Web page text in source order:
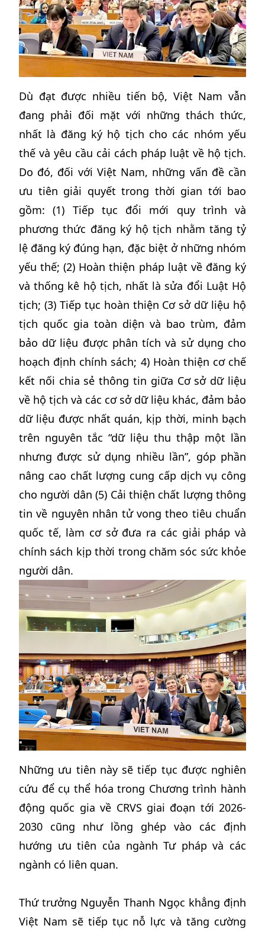
Dù đạt được nhiều tiến bộ, Việt Nam vẫn
đang phải đối mặt với những thách thức,
nhất là đăng ký hộ tịch cho các nhóm yếu
thế và yêu cầu cải cách pháp luật về hộ tịch.
Do đó, đối với Việt Nam, những vấn đề cần
ưu tiên giải quyết trong thời gian tới bao
gồm: (1) Tiếp tục đổi mới quy trình và
phương thức đăng ký hộ tịch nhằm tăng tỷ
lệ đăng ký đúng hạn, đặc biệt ở những nhóm
yếu thế; (2) Hoàn thiện pháp luật về đăng ký
và thống kê hộ tịch, nhất là sửa đổi Luật Hộ
tịch; (3) Tiếp tục hoàn thiện Cơ sở dữ liệu hộ
tịch quốc gia toàn diện và bao trùm, đảm
bảo dữ liệu được phân tích và sử dụng cho
hoạch định chính sách; 4) Hoàn thiện cơ chế
kết nối chia sẻ thông tin giữa Cơ sở dữ liệu
về hộ tịch và các cơ sở dữ liệu khác, đảm bảo
dữ liệu được nhất quán, kịp thời, minh bạch
trên nguyên tắc “dữ liệu thu thập một lần
nhưng được sử dụng nhiều lần”, góp phần
nâng cao chất lượng cung cấp dịch vụ công
cho người dân (5) Cải thiện chất lượng thông
tin về nguyên nhân tử vong theo tiêu chuẩn
quốc tế, làm cơ sở đưa ra các giải pháp và
chính sách kịp thời trong chăm sóc sức khỏe
người dân.
Những ưu tiên này sẽ tiếp tục được nghiên
cứu để cụ thể hóa trong Chương trình hành
động quốc gia về CRVS giai đoạn tới 2026-
2030 cũng như lồng ghép vào các định
hướng ưu tiên của ngành Tư pháp và các
ngành có liên quan.
Thứ trưởng Nguyễn Thanh Ngọc khẳng định
Việt Nam sẽ tiếp tục nỗ lực và tăng cường